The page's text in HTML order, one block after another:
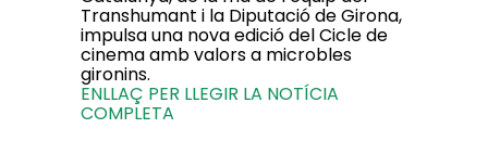
Transhumant i la Diputació de Girona,
impulsa una nova edició del Cicle de
cinema amb valors a microbles
gironins.
ENLLAÇ PER LLEGIR LA NOTÍCIA
COMPLETA